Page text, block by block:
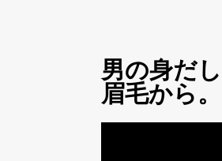
男の身だ
眉毛から。